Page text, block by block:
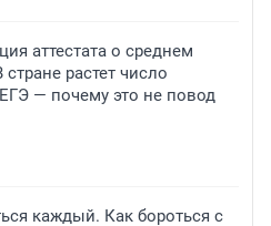
аттестата о среднем
растет число
— почему это не повод
каждый. Как бороться с